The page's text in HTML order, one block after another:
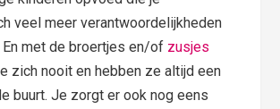
veel meer verantwoordelijkheden
met de broertjes en/of zusjes
zich nooit en hebben ze altijd een
buurt. Je zorgt er ook nog eens